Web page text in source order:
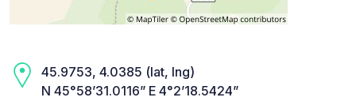
45.9753, 4.0385 (lat, lng)
N 45°58’31.0116” E 4°2’18.5424”